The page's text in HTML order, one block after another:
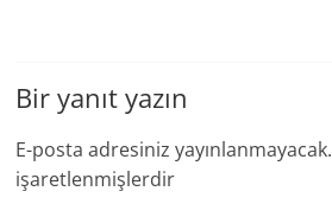
Bir yanıt yazın
E-posta adresiniz yayınlanmayacak.
işaretlenmişlerdir